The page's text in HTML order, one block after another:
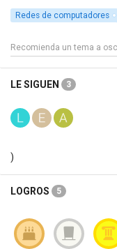
Redes de computadores
LE SIGUEN 3
)
LOGROS 5